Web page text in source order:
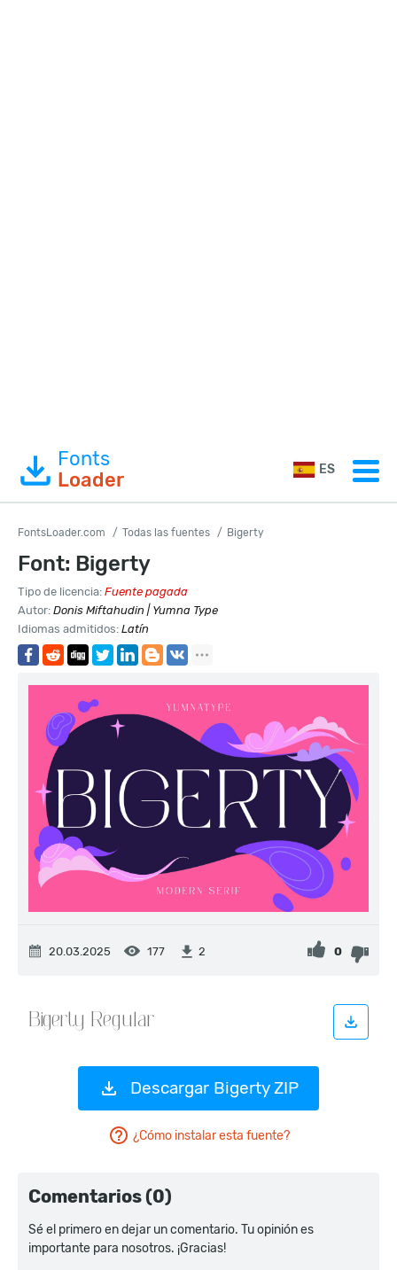
Fonts
Loader
ES
FontsLoader.com Todas las fuentes Bigerty
Font: Bigerty
Tipo de licencia: Fuente pagada
Autor: Donis Miftahudin | Yumna Type
Idiomas admitidos: Latín
20.03.2025 177 2 0
Descargar Bigerty ZIP
¿Cómo instalar esta fuente?
Comentarios (0)
Sé el primero en dejar un comentario. Tu opinión es
importante para nosotros. ¡Gracias!